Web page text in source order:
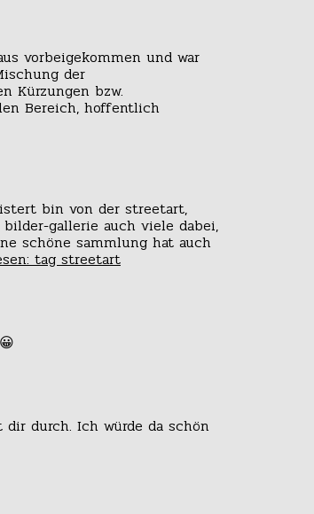
vorbeigekommen und war
der
Kürzungen bzw.
Bereich, hoffentlich
bin von der streetart,
gallerie auch viele dabei,
schöne sammlung hat auch
tag streetart
durch. Ich würde da schön